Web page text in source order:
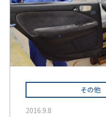
その他
2016.9.8